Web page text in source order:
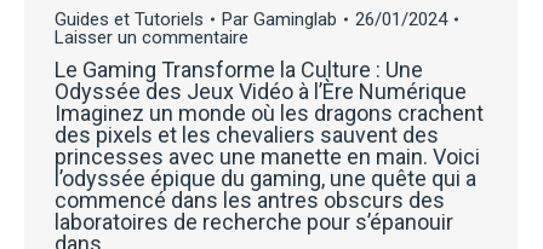
Guides et Tutoriels Par Gaminglab
26/01/2024
Laisser un commentaire
Le Gaming Transforme la Culture : Une
Odyssée des Jeux Vidéo à l’Ère Numérique
Imaginez un monde où les dragons crachent
des pixels et les chevaliers sauvent des
princesses avec une manette en main. Voici
l’odyssée épique du gaming, une quête qui a
commencé dans les antres obscurs des
laboratoires de recherche pour s’épanouir
dans…